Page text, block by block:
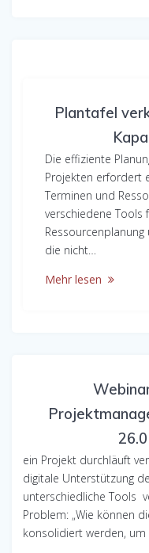
Plantafel
Die effiziente
Projekten erfordert
Terminen und
verschiedene Tools
die nicht…
Mehr lesen
ein Projekt durchläuft
digitale Unterstützung
unterschiedliche Tools
Problem: „Wie können
konsolidiert werden,